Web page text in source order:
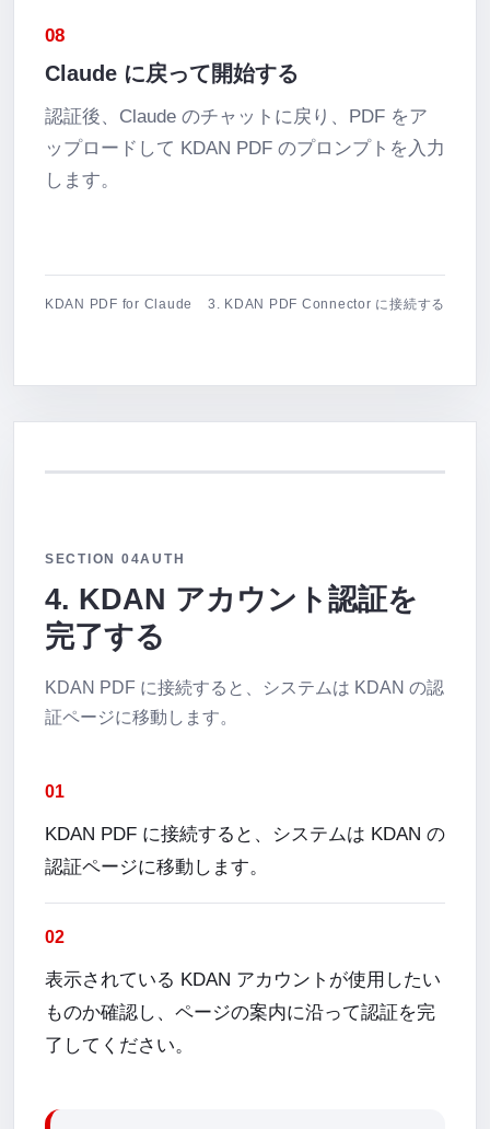
08
Claude に戻って開始する
認証後、Claude のチャットに戻り、PDF をア
ップロードして KDAN PDF のプロンプトを入力
します。
KDAN PDF for Claude 3. KDAN PDF Connector に接続する
SECTION 04AUTH
4. KDAN アカウント認証を
完了する
KDAN PDF に接続すると、システムは KDAN の認
証ページに移動します。
01
KDAN PDF に接続すると、システムは KDAN の
認証ページに移動します。
02
表示されている KDAN アカウントが使用したい
ものか確認し、ページの案内に沿って認証を完
了してください。